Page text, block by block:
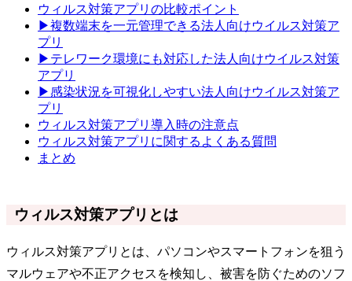
ウィルス対策アプリの比較ポイント
▶複数端末を一元管理できる法人向けウイルス対策ア
プリ
▶テレワーク環境にも対応した法人向けウイルス対策
アプリ
▶感染状況を可視化しやすい法人向けウイルス対策ア
プリ
ウィルス対策アプリ導入時の注意点
ウィルス対策アプリに関するよくある質問
まとめ
ウィルス対策アプリとは
ウィルス対策アプリとは、パソコンやスマートフォンを狙う
マルウェアや不正アクセスを検知し、被害を防ぐためのソフ